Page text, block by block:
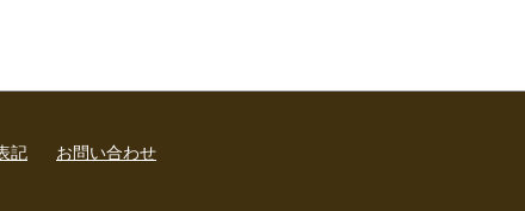
記 お問い合わせ